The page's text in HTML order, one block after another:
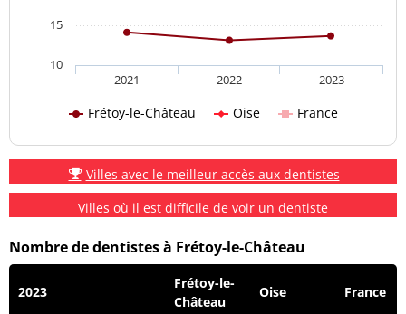
Frétoy-le-Château Oise France
2021 2022 2023
10
15
Villes avec le meilleur accès aux dentistes
Villes où il est difficile de voir un dentiste
Nombre de dentistes à Frétoy-le-Château
2023
Frétoy-le-
Château
Oise France